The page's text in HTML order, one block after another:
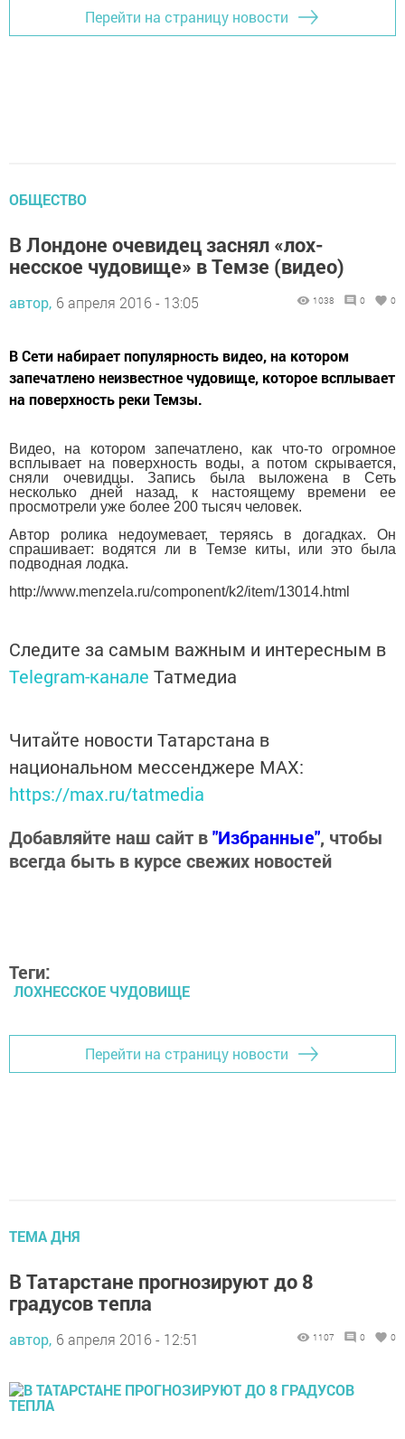
Перейти на страницу новости
ОБЩЕСТВО
В Лондоне очевидец заснял «лох-
несское чудовище» в Темзе (видео)
автор, 6 апреля 2016 - 13:05 1038 0 0
В Сети набирает популярность видео, на котором
запечатлено неизвестное чудовище, которое всплывает
на поверхность реки Темзы.
Видео, на котором запечатлено, как что-то огромное
всплывает на поверхность воды, а потом скрывается,
сняли очевидцы. Запись была выложена в Сеть
несколько дней назад, к настоящему времени ее
просмотрели уже более 200 тысяч человек.
Автор ролика недоумевает, теряясь в догадках. Он
спрашивает: водятся ли в Темзе киты, или это была
подводная лодка.
http://www.menzela.ru/component/k2/item/13014.html
Следите за самым важным и интересным в
Telegram-канале Татмедиа
Читайте новости Татарстана в
национальном мессенджере MАХ:
https://max.ru/tatmedia
Добавляйте наш сайт в"Избранные", чтобы
всегда быть в курсе свежих новостей
Теги:
ЛОХНЕССКОЕ ЧУДОВИЩЕ
Перейти на страницу новости
ТЕМА ДНЯ
В Татарстане прогнозируют до 8
градусов тепла
автор, 6 апреля 2016 - 12:51 1107 0 0